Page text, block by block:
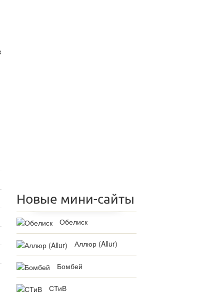
Новые мини-сайты
Обелиск
Аллюр (Allur)
Бомбей
СТиВ